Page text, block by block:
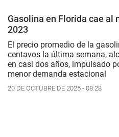
Gasolina en Florida cae al
2023
El precio promedio de la
centavos la última semana,
en casi dos años, impulsado
menor demanda estacional
20 DE OCTUBRE DE 2025 - 08:28